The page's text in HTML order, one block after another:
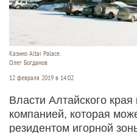
Казино Altai Palace.
Олег Богданов
12 февраля 2019 в 14:02
Власти Алтайского
компанией, которая
резидентом игорной